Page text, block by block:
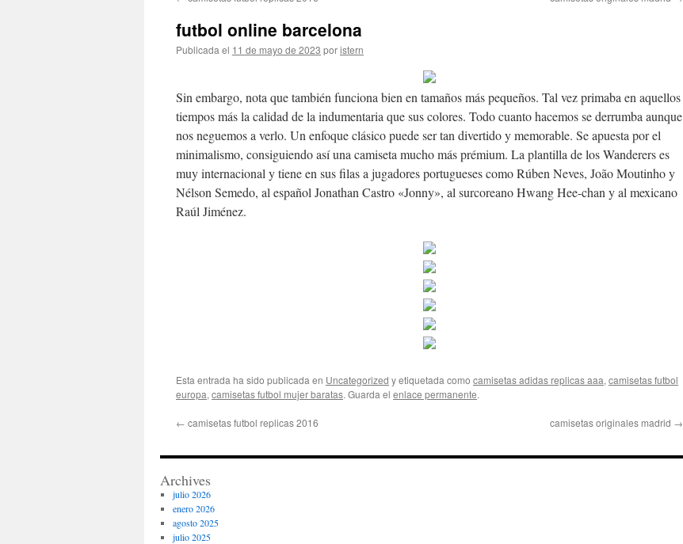
contenido
futbol online barcelona
Publicada el 11 de mayo de 2023 poristern
Sin embargo, nota que también funciona bien en tamaños más pequeños. Tal vez primaba en aquellos
tiempos más la calidad de la indumentaria que sus colores. Todo cuanto hacemos se derrumba aunque
nos neguemos a verlo. Un enfoque clásico puede ser tan divertido y memorable. Se apuesta por el
minimalismo, consiguiendo así una camiseta mucho más prémium. La plantilla de los Wanderers es
muy internacional y tiene en sus filas a jugadores portugueses como Rúben Neves, João Moutinho y
Nélson Semedo, al español Jonathan Castro «Jonny», al surcoreano Hwang Hee-chan y al mexicano
Raúl Jiménez.
Esta entrada ha sido publicada en Uncategorized y etiquetada como camisetas adidas replicas aaa, camisetas futbol
europa, camisetas futbol mujer baratas. Guarda el enlace permanente.
← camisetas futbol replicas 2016 camisetas originales madrid →
Archives
julio 2026
enero 2026
agosto 2025
julio 2025